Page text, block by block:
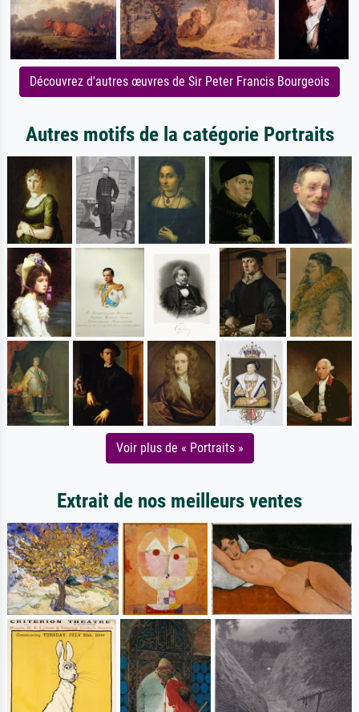
Découvrez d'autres œuvres de Sir Peter Francis Bourgeois
Autres motifs de la catégorie Portraits
Voir plus de « Portraits »
Extrait de nos meilleurs ventes